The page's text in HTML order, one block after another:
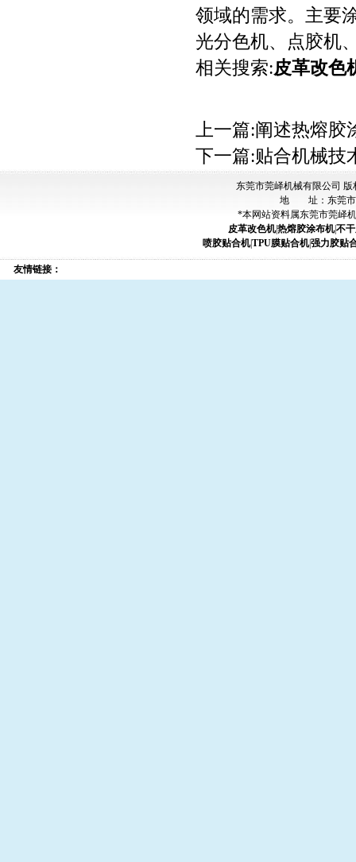
领域的需求。主要
光分色机、点胶机
相关搜索:皮革改色
上一篇:阐述热熔胶
下一篇:贴合机械技
东莞市莞峄机械有限公司
地 址：东莞市
*本网站资料属东莞市莞峄
皮革改色机|热熔胶涂布机|不
喷胶贴合机|TPU膜贴合机|强力胶贴
友情链接：